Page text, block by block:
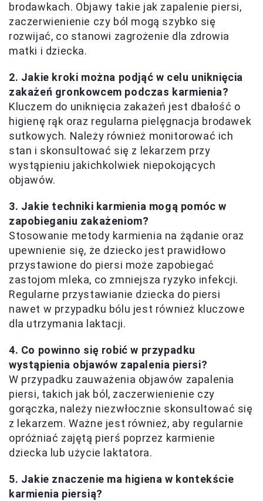
brodawkach. Objawy takie jak zapalenie piersi,
zaczerwienienie czy ból mogą szybko się
rozwijać, co stanowi zagrożenie dla zdrowia
matki i dziecka.
2. Jakie kroki można podjąć w celu uniknięcia
zakażeń gronkowcem podczas karmienia?
Kluczem do uniknięcia zakażeń jest dbałość o
higienę rąk oraz regularna pielęgnacja brodawek
sutkowych. Należy również monitorować ich
stan i skonsultować się z lekarzem przy
wystąpieniu jakichkolwiek niepokojących
objawów.
3. Jakie techniki karmienia mogą pomóc w
zapobieganiu zakażeniom?
Stosowanie metody karmienia na żądanie oraz
upewnienie się, że dziecko jest prawidłowo
przystawione do piersi może zapobiegać
zastojom mleka, co zmniejsza ryzyko infekcji.
Regularne przystawianie dziecka do piersi
nawet w przypadku bólu jest również kluczowe
dla utrzymania laktacji.
4. Co powinno się robić w przypadku
wystąpienia objawów zapalenia piersi?
W przypadku zauważenia objawów zapalenia
piersi, takich jak ból, zaczerwienienie czy
gorączka, należy niezwłocznie skonsultować się
z lekarzem. Ważne jest również, aby regularnie
opróżniać zajętą pierś poprzez karmienie
dziecka lub użycie laktatora.
5. Jakie znaczenie ma higiena w kontekście
karmienia piersią?